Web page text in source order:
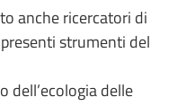
anche ricercatori di
strumenti del
dell’ecologia delle